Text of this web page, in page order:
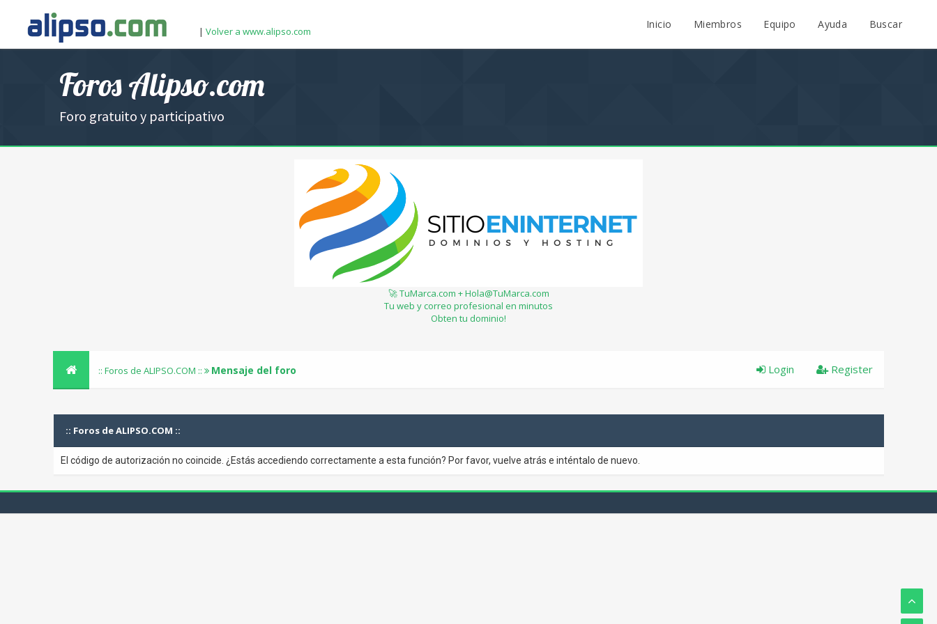
| Volver a www.alipso.com
Inicio Miembros Equipo Ayuda Buscar
Foros Alipso.com
Foro gratuito y participativo
🚀 TuMarca.com + Hola@TuMarca.com
Tu web y correo profesional en minutos
Obten tu dominio!
:: Foros de ALIPSO.COM :: Mensaje del foro Register
Login
:: Foros de ALIPSO.COM ::
El código de autorización no coincide. ¿Estás accediendo correctamente a esta función? Por favor, vuelve atrás e inténtalo de nuevo.